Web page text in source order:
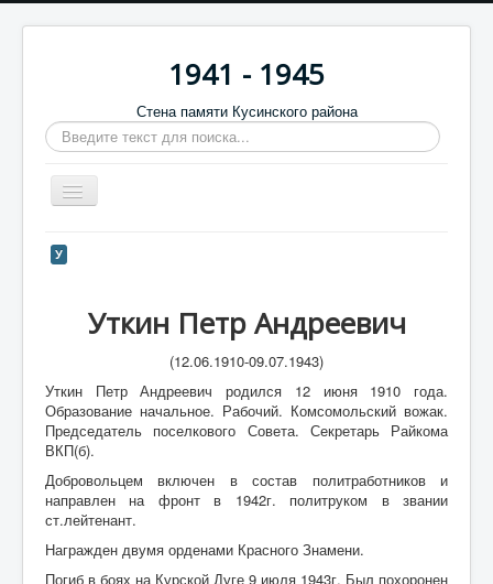
1941 - 1945
Стена памяти Кусинского района
Искать...
Включить/
выключить
Главная
Баннеры
Память в камне
Обратная связь
А
Б
У
Уткин Петр Андреевич
(12.06.1910-09.07.1943)
Уткин Петр Андреевич родился 12 июня 1910 года.
Образование начальное. Рабочий. Комсомольский вожак.
Председатель поселкового Совета. Секретарь Райкома
ВКП(б).
Добровольцем включен в состав политработников и
направлен на фронт в 1942г. политруком в звании
ст.лейтенант.
Награжден двумя орденами Красного Знамени.
Погиб в боях на Курской Дуге 9 июля 1943г. Был похоронен